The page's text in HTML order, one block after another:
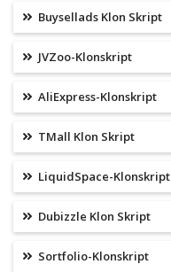
Buysellads Klon Skript
JVZoo-Klonskript
AliExpress-Klonskript
TMall Klon Skript
LiquidSpace-Klonskript
Dubizzle Klon Skript
Sortfolio-Klonskript